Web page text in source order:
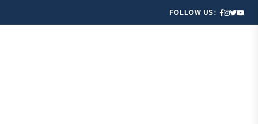
FOLLOW US: